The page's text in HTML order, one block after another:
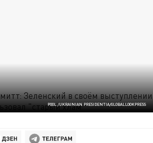
POOL /UKRAINIAN PRESIDENTIA/GLOBALLOOKPRESS